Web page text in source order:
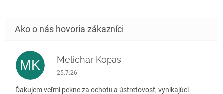
MK Melichar Kopas
Hodnotenie obchodu je 5 z 5 hviezdičiek.
25.7.26
Ďakujem veľmi pekne za ochotu a ústretovosť, vynikajúci